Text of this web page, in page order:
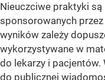
Nieuczciwe praktyki
sponsorowanych
wyników zależy
wykorzystywane w
do lekarzy i pacjentów.
do publicznej